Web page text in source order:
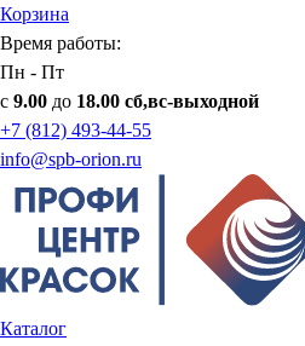
Корзина
Время работы:
Пн - Пт
с 9.00 до 18.00 сб,вс-выходной
+7 (812) 493-44-55
info@spb-orion.ru
Каталог